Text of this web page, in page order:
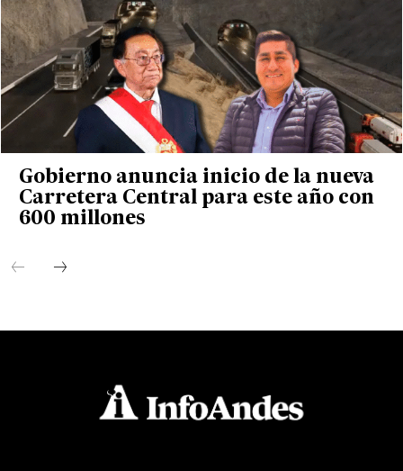
Gobierno anuncia inicio de la nueva
Carretera Central para este año con
600 millones